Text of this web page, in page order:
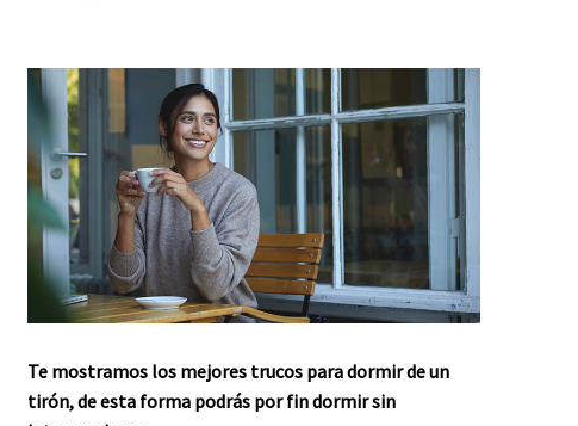
Te mostramos los mejores trucos para dormir de un
tirón, de esta forma podrás por fin dormir sin